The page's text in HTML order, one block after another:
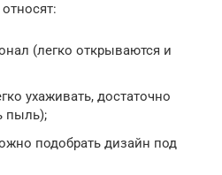
(легко открываются и
ухаживать, достаточно
пыль);
подобрать дизайн под